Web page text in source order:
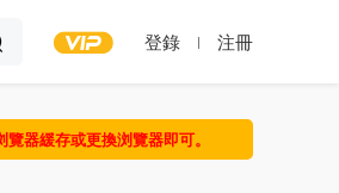
登錄 注冊
器緩存或更換浏覽器即可。